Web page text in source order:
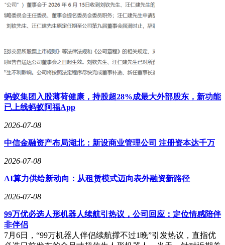
蚂蚁集团入股薄荷健康，持股超28%成最大外部股东，新功能
已上线蚂蚁阿福App
2026-07-08
中信金融资产布局湖北：新设商业管理公司 注册资本达千万
2026-07-08
AI算力供给新动向：从租赁模式迈向表外融资新路径
2026-07-08
99万优必选人形机器人续航引热议，公司回应：定位情感陪伴
非伴侣
7月6日，“99万机器人伴侣续航撑不过1晚”引发热议，直指优